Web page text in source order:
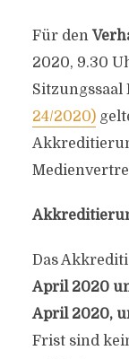
Für den
2020, 9.30
Sitzungssaal
24/2020)
Das
April 2020
April 2020,
Frist sind